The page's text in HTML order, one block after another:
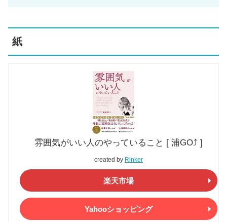
紙
雰囲気がいい人のやっていること [ 浦GO⤴ ]
created by Rinker
楽天市場
Yahooショッピング